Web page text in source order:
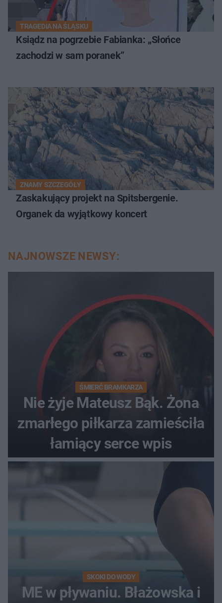
TRAGEDIA NA ŚLĄSKU
Ksiądz na pogrzebie Fabianka: „Słońce
zachodzi w sam poranek”
ZNAMY SZCZEGÓŁY
Zaskakujący projekt na Spitsbergenie.
Organek da wyjątkowy koncert
NAJNOWSZE NEWSY:
ŚMIERĆ BRAMKARZA
Nie żyje Mateusz Bąk. Żona
zmarłego piłkarza zamieściła
łamiący serce wpis
SKOKI DO WODY
ME w pływaniu. Błażowska i